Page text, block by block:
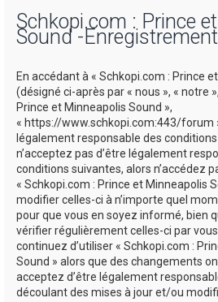
Schkopi.com : Prince
Sound -Enregistrement
En accédant à « Schkopi.com : Prince
(désigné ci-après par « nous », « notre
Prince et Minneapolis Sound »,
« https://www.schkopi.com:443/forum
légalement responsable des
n’acceptez pas d’être légalement
conditions suivantes, alors n’accédez
« Schkopi.com : Prince et Minneapolis
modifier celles-ci à n’importe quel
pour que vous en soyez informé, bien
vérifier régulièrement celles-ci par
continuez d’utiliser « Schkopi.com :
Sound » alors que des changements
acceptez d’être légalement
découlant des mises à jour et/ou